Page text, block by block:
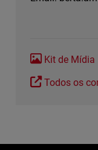
Kit de Mídia
Todos os